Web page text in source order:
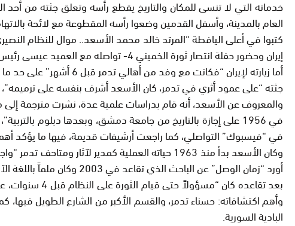
خدماته التي لا تنسى للمكان والتاريخ يقطع رأسه وتعلق جثته من
العام بالمدينة، وأسفل القدمين وضعوا رأسه المقطوعة مع لائحة
إيران وحضور حفلة انتصار ثورة الخميني 4- تواصله مع العميد عيسى رئيس فرع فلسطين 5- تواصله مع العميد حسام سكر بالقصر الجمهوري”، وهي التي من أجلها ذبحوه.
أما زيارته لإيران
جثته “على عمود أثري في تدمر، كان الأسعد أشرف بنفسه على
في 1956 على إجازة بالتاريخ من جامعة دمشق، وبعدها دبلوم
في “فيسبوك” التواصلي، كما راجعت أرشيفات قديمة، فيها ما يؤكد
وكان الأسعد بدأ منذ 1963 حياته العملية كمدير
أورد “زمان الوصل” عن الباحث الذي تقاعد في 2003 وكان ملماً باللغة الآرامية.
بعد تقاعده
البادية السورية.